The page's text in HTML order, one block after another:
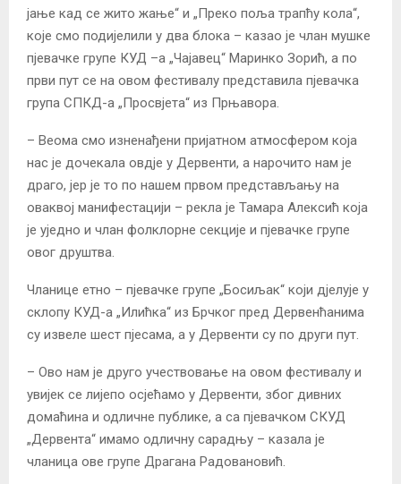
јање кад се жито жање“ и „Преко поља трапћу кола“,
које смо подијелили у два блока – казао је члан мушке
пјевачке групе КУД –а „Чајавец“ Маринко Зорић, а по
први пут се на овом фестивалу представила пјевачка
група СПКД-а „Просвјета“ из Прњавора.
– Веома смо изненађени пријатном атмосфером која
нас је дочекала овдје у Дервенти, а нарочито нам је
драго, јер је то по нашем првом представљању на
оваквој манифестацији – рекла је Тамара Алексић која
је уједно и члан фолклорне секције и пјевачке групе
овог друштва.
Чланице етно – пјевачке групе „Босиљак“ који дјелује у
склопу КУД-а „Илићка“ из Брчког пред Дервенћанима
су извеле шест пјесама, а у Дервенти су по други пут.
– Ово нам је друго учествовање на овом фестивалу и
увијек се лијепо осјећамо у Дервенти, због дивних
домаћина и одличне публике, а са пјевачком СКУД
„Дервента“ имамо одличну сарадњу – казала је
чланица ове групе Драгана Радовановић.